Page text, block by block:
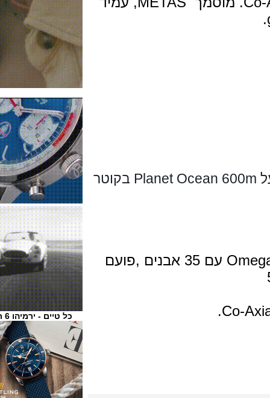
	הדגם השני הוא לנשים מבוסס על Planet Ocean 600m בקוטר
Omega in-house caliber 8800 עם 35 אבנים ,פועם
כל טיים - ירמיהו 6 ת"א